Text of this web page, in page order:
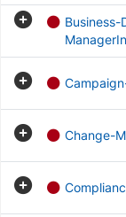
ManagerIn
Change-